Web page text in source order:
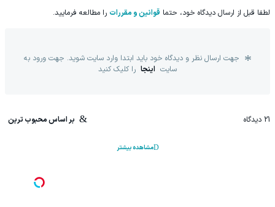
لطفا قبل از ارسال دیدگاه خود، حتما قوانین و مقررات را مطالعه فرمایید.
جهت ارسال نظر و دیدگاه خود باید ابتدا وارد سایت شوید. جهت ورود به
سایت اینجا را کلیک کنید
21 دیدگاه بر اساس محبوب ترین
مشاهده بیشتر